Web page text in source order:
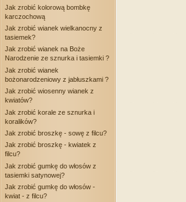
Jak zrobić kolorową bombkę
karczochową
Jak zrobić wianek wielkanocny z
tasiemek?
Jak zrobić wianek na Boże
Narodzenie ze sznurka i tasiemki ?
Jak zrobić wianek
bożonarodzeniowy z jabłuszkami ?
Jak zrobić wiosenny wianek z
kwiatów?
Jak zrobić korale ze sznurka i
koralików?
Jak zrobić broszkę - sowę z filcu?
Jak zrobić broszkę - kwiatek z
filcu?
Jak zrobić gumkę do włosów z
tasiemki satynowej?
Jak zrobić gumkę do włosów -
kwiat - z filcu?